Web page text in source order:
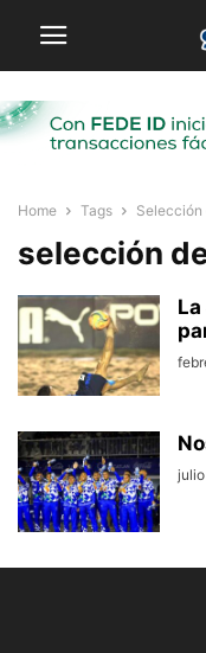
Home Tags Selección
selección